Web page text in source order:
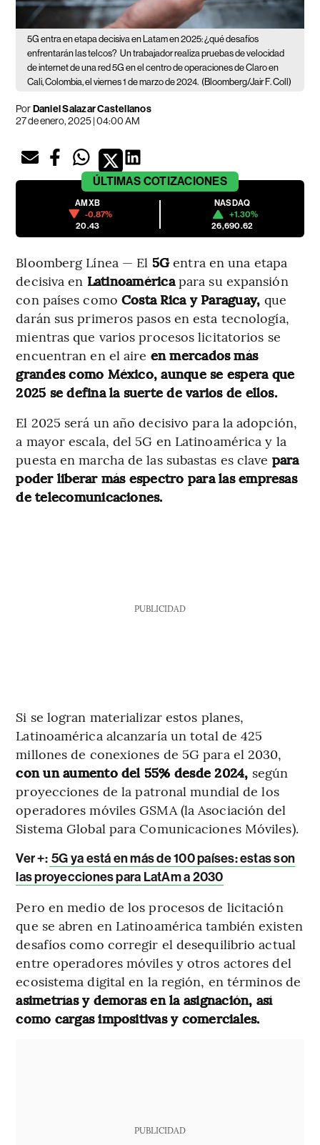
5G entra en etapa decisiva en Latam en 2025: ¿qué desafíos
enfrentarán las telcos? Un trabajador realiza pruebas de velocidad
de internet de una red 5G en el centro de operaciones de Claro en
Cali, Colombia, el viernes 1 de marzo de 2024. (Bloomberg/Jair F. Coll)
PorDaniel Salazar Castellanos
27 de enero, 2025 | 04:00 AM
ÚLTIMAS COTIZACIONES
AMXB
-0.87%
20.43
NASDAQ
+1.30%
26,690.62
Bloomberg Línea — El 5Gentra en una etapa
decisiva en Latinoaméricapara su expansión
con países como Costa Rica y Paraguay, que
darán sus primeros pasos en esta tecnología,
mientras que varios procesos licitatorios se
encuentran en el aire en mercados más
grandes como México, aunque se espera que
2025 se defina la suerte de varios de ellos.
El 2025 será un año decisivo para la adopción,
a mayor escala, del 5G en Latinoamérica y la
puesta en marcha de las subastas es clave para
poder liberar más espectro para las empresas
de telecomunicaciones.
PUBLICIDAD
Si se logran materializar estos planes,
Latinoamérica alcanzaría un total de 425
millones de conexiones de 5G para el 2030,
con un aumento del 55% desde 2024, según
proyecciones de la patronal mundial de los
operadores móviles GSMA (la Asociación del
Sistema Global para Comunicaciones Móviles).
Ver +: 5G ya está en más de 100 países: estas son
las proyecciones para LatAm a 2030
Pero en medio de los procesos de licitación
que se abren en Latinoamérica también existen
desafíos como corregir el desequilibrio actual
entre operadores móviles y otros actores del
ecosistema digital en la región, en términos de
asimetrías y demoras en la asignación, así
como cargas impositivas y comerciales.
PUBLICIDAD